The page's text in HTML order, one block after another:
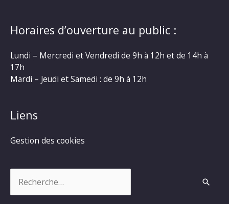
Horaires d’ouverture au public :
Lundi – Mercredi et Vendredi de 9h à 12h et de 14h à
17h
Mardi – Jeudi et Samedi : de 9h à 12h
Liens
Gestion des cookies